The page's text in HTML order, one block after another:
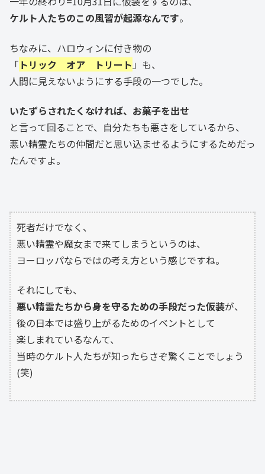
ケルト人たちのこの風習が起源なんです。
ちなみに、ハロウィンに付き物の
「 トリック オア トリート 」も、
人間に見えないようにする手段の一つでした。
いたずらされたくなければ、お菓子を出せ
と言って回ることで、自分たちも悪さをしているから、
悪い精霊たちの仲間だと思い込ませるようにするためだっ
たんですよ。
死者だけでなく、
悪い精霊や魔女まで来てしまうというのは、
ヨーロッパならではの考え方という感じですね。
それにしても、
悪い精霊たちから身を守るための手段だった仮装が、
後の日本では盛り上がるためのイベントとして
楽しまれているなんて、
当時のケルト人たちが知ったらさぞ驚くことでしょう
(笑)